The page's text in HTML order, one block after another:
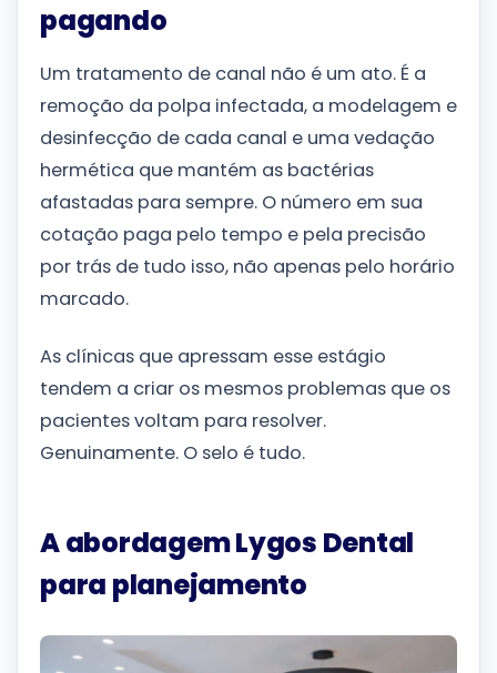
pagando
Um tratamento de canal não é um ato. É a
remoção da polpa infectada, a modelagem e
desinfecção de cada canal e uma vedação
hermética que mantém as bactérias
afastadas para sempre. O número em sua
cotação paga pelo tempo e pela precisão
por trás de tudo isso, não apenas pelo horário
marcado.
As clínicas que apressam esse estágio
tendem a criar os mesmos problemas que os
pacientes voltam para resolver.
Genuinamente. O selo é tudo.
A abordagem Lygos Dental
para planejamento